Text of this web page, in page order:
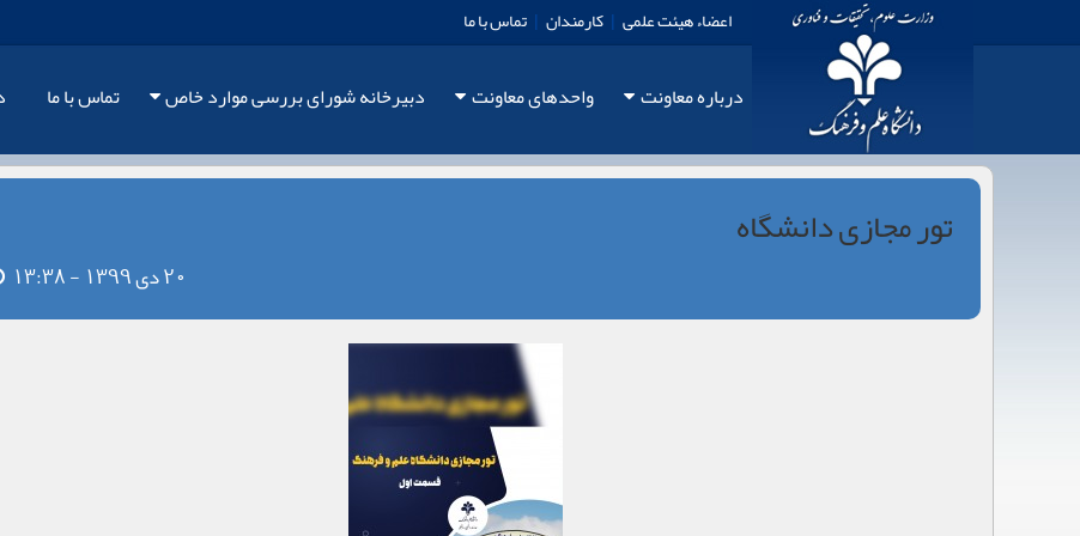
اعضاء هیئت علمی | کارمندان | تماس با ما
درباره معاونت واحدهای معاونت دبیرخانه شورای بررسی موارد خاص تماس با ما
تور مجازی دانشگاه
20 دی 1399 - 13:38